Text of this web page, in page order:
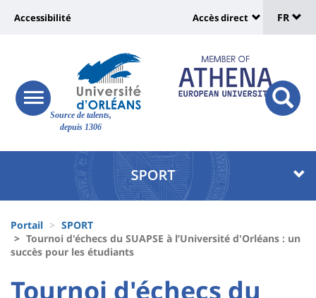
Site
Source de talents,
depuis 1306
Université
Recherche
responsive
menu
button
Université
vers
page
accessibilité
Accessibilité
:
Shortcut
links
Accès direct
de
FR
Université
Block
liste
des
composantes
d'Ariane
Portail
SPORT
Tournoi d'échecs du SUAPSE à l’Université d'Orléans : un
succès pour les étudiants
University
University
Tournoi d'échecs du